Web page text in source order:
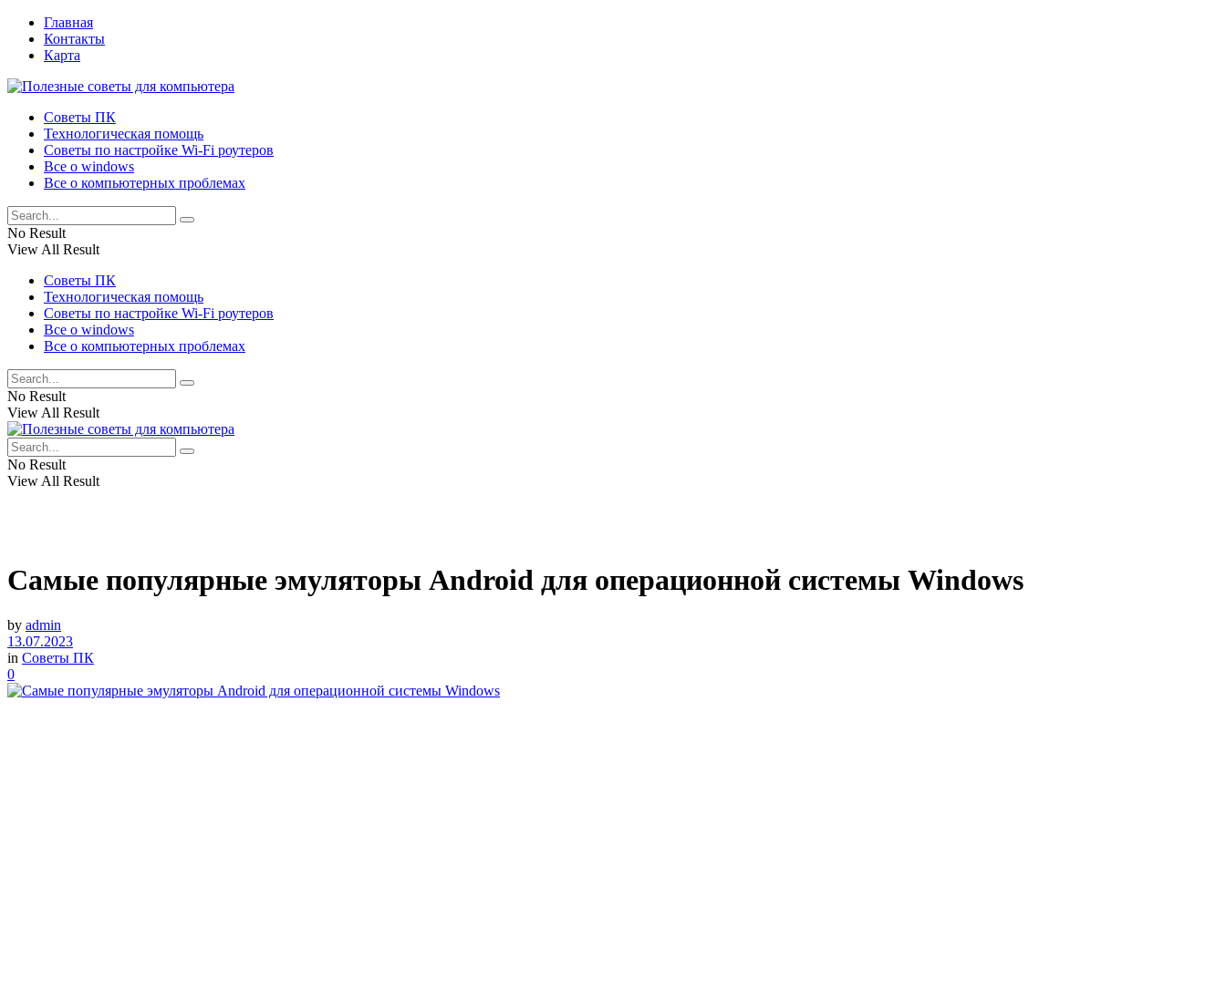
Главная
Контакты
Карта
Советы ПК
Технологическая помощь
Советы по настройке Wi-Fi роутеров
Все о windows
Все о компьютерных проблемах
No Result
View All Result
Советы ПК
Технологическая помощь
Советы по настройке Wi-Fi роутеров
Все о windows
Все о компьютерных проблемах
No Result
View All Result
No Result
View All Result
Самые популярные эмуляторы Android для операционной системы Windows
by admin
13.07.2023
in Советы ПК
0